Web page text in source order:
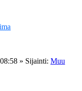
» Sijainti: Muu